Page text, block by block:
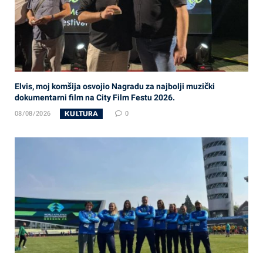
Elvis, moj komšija osvojio Nagradu za najbolji muzički
dokumentarni film na City Film Festu 2026.
08/08/2026 KULTURA 0